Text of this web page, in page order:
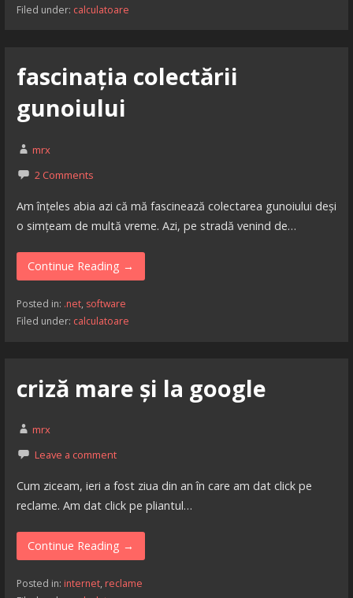
Filed under: calculatoare
fascinația colectării
gunoiului
mrx
2 Comments
Am înțeles abia azi că mă fascinează colectarea gunoiului deși
o simțeam de multă vreme. Azi, pe stradă venind de…
Continue Reading →
Posted in: .net, software
Filed under: calculatoare
criză mare și la google
mrx
Leave a comment
Cum ziceam, ieri a fost ziua din an în care am dat click pe
reclame. Am dat click pe pliantul…
Continue Reading →
Posted in: internet, reclame